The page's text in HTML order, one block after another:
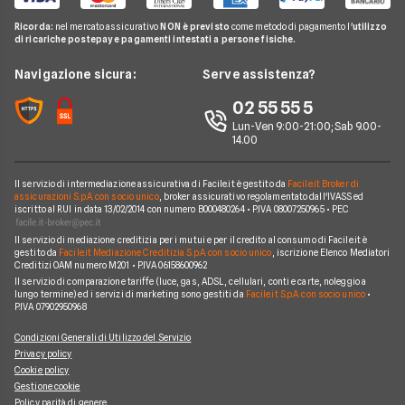
Noleggio Lungo Termine
News
Contatti
Miglior Fornitore Gas
Gas Natural
A2A
Edison
Iren
Optima
Sorgenia
Fornitori Energetici
Domande Luce e Gas
Glossario Gas e Luce
Notizie Luce e Gas
Argomenti in evidenza Gas e Luce
Ricorda: nel mercato assicurativo NON è previsto come metodo di pagamento l'utilizzo
di ricariche postepay e pagamenti intestati a persone fisiche.
Navigazione sicura: Serve assistenza?
02 55 55 5
Lun-Ven 9:00-21:00; Sab 9.00-
14.00
Il servizio di intermediazione assicurativa di Facile.it è gestito da Facile.it Broker di
assicurazioni S.p.A. con socio unico, broker assicurativo regolamentato dall'IVASS ed
iscritto al RUI in data 13/02/2014 con numero B000480264 • P.IVA 08007250965 • PEC
Il servizio di mediazione creditizia per i mutui e per il credito al consumo di Facile.it è
gestito da Facile.it Mediazione Creditizia S.p.A. con socio unico , iscrizione Elenco Mediatori
Creditizi OAM numero M201 • P.IVA 06158600962
Il servizio di comparazione tariffe (luce, gas, ADSL, cellulari, conti e carte, noleggio a
lungo termine) ed i servizi di marketing sono gestiti da Facile.it S.p.A. con socio unico•
P.IVA 07902950968
Condizioni Generali di Utilizzo del Servizio
Privacy policy
Cookie policy
Gestione cookie
Policy parità di genere